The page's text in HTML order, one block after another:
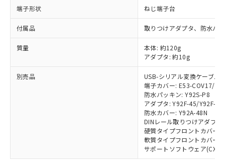
端子形状 ねじ端子台
付属品 取りつけアダプタ、防水パ
質量
本体: 約120g
アダプタ: 約10g
別売品
USB-シリアル変換ケーブル:
端子カバー: E53-COV17/
防水パッキン: Y92S-P8
アダプタ: Y92F-45/Y92F-49
防水カバー: Y92A-48N
DINレール取りつけアダプタ
硬質タイプフロントカバー:
軟質タイプフロントカバー:
サポートソフトウェア(CX-
在庫状況および標準価格結果を当社の
事前の承諾なく第三者に漏洩または開
示しないようお願いします。
マイパーツ機能（部品リスト作成サー
ビス）をご利用いただくには、I-Web
メンバーズにご登録されている必要が
お客様が当ウェブサイト上で当社にご
登録された部品リストについて、当社
および当社の共同利用者が、当社の製
品・サービスに関するお客様との取
引・商談に必要な範囲で利用すること
※当社の共同利用者とは、"個人情報
の共同利用に関して"
の「1.共同利
部品在庫の切り替え状況などにより、予定
※3 非含有証明書ダウンロード
下記の非含有証明書をダウンロードするこ
EU RoHS指令（10物質）の非含有証明書
51物質の非含有証明書（当社基準）
「ｅ」：有害物質（10物質）のすべてが基
準値以下であることを示します。
「10」：通常の使用状況下において有害物
質が外部に漏えいし、環境に深刻な影響を
「－」：未確認です。当社販売部門へお問
当社は、貴社製品を第三者に販売する
場合は、上記1、2および3の内容を当
該第三者に通知します。また当社は、
法に輸出するおそれがある場合は、取
キャンセル
機器販売店・当社販売員にご確
受注生産機種、また在庫状況の
情報を公開していない機種